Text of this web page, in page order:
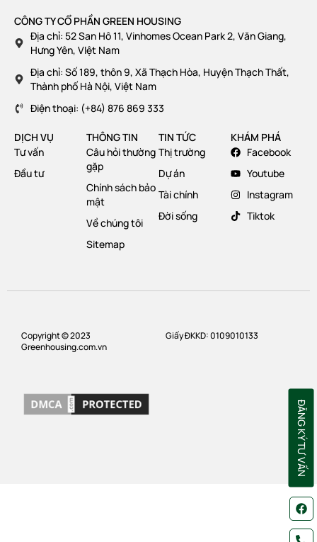
CÔNG TY CỔ PHẦN GREEN HOUSING
Địa chỉ: 52 San Hô 11, Vinhomes Ocean Park 2, Văn Giang,
Hưng Yên, VIệt Nam
Địa chỉ: Số 189, thôn 9, Xã Thạch Hòa, Huyện Thạch Thất,
Thành phố Hà Nội, Việt Nam
Điện thoại: (+84) 876 869 333
DỊCH VỤ
Tư vấn
Đầu tư
THÔNG TIN
Câu hỏi thường
gặp
Chính sách bảo
mật
Về chúng tôi
Sitemap
TIN TỨC
Thị trường
Dự án
Tài chính
Đời sống
KHÁM PHÁ
Facebook
Youtube
Instagram
Tiktok
Copyright © 2023
Greenhousing.com.vn
Giấy ĐKKD: 0109010133
ĐĂNG KÝ TƯ VẤN